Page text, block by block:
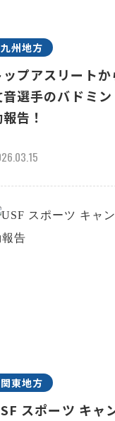
九州地方
ップアスリート
音選手のバドミ
告！
関東地方
スポーツ キ